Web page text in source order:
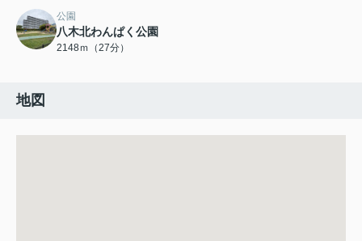
公園
八木北わんぱく公園
2148ｍ（27分）
地図